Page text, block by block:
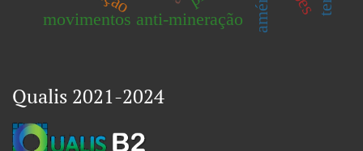
movimentos anti-mineração
Qualis 2021-2024